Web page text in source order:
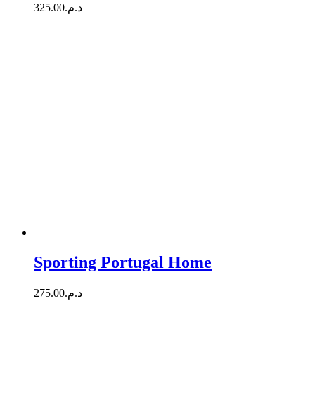
د.م.325.00
Sporting Portugal Home
د.م.275.00